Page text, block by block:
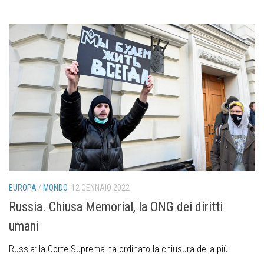
EUROPA /MONDO 12 GENNAIO 2022
Russia. Chiusa Memorial, la ONG dei diritti
umani
Russia: la Corte Suprema ha ordinato la chiusura della più